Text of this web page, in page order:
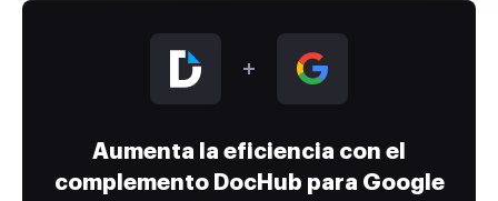
Aumenta la eficiencia con el
complemento DocHub para Google